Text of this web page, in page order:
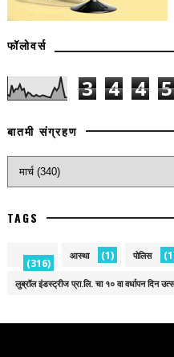
फॉलोवर्स
3 4 4 5
बातमी संग्रहण
TAGS
(316)
आस्था (1) पोलिस
लुब्रॉल इंडस्ट्रीज प्रा.लि. चा १० वा वर्धापन दिन